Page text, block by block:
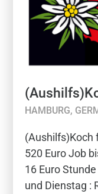
HAMBURG,
(Aushilfs)Koch
520 Euro Job
16 Euro
und Dienstag :